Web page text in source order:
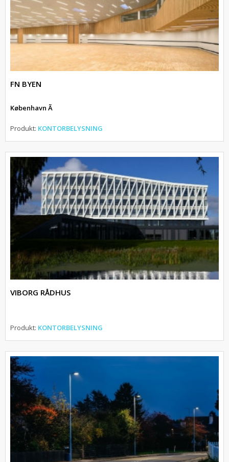
FN BYEN
København Ã
Produkt: KONTORBELYSNING
VIBORG RÅDHUS
Produkt: KONTORBELYSNING